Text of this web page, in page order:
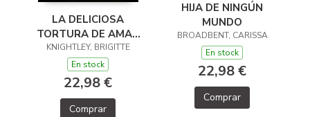
LA DELICIOSA
TORTURA DE AMAR
A TU PEOR ENEMIGO
KNIGHTLEY, BRIGITTE
En stock
22,98 €
Comprar
HIJA DE NINGÚN
MUNDO
BROADBENT, CARISSA
En stock
22,98 €
Comprar